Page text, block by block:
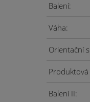
Balení
Váha
Orientační
Balení II